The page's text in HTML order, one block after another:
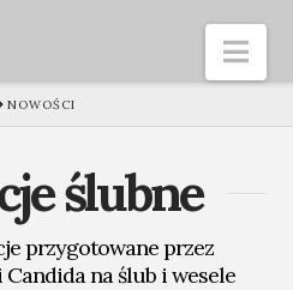
NOWOŚCI
ślubne
przygotowane przez
na ślub i wesele